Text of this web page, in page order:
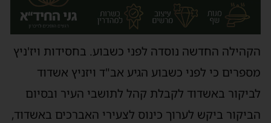
הקהילה החדשה נוסדה לפני כשבוע. בחסידות ויז'ניץ
מספרים כי לפני כשבוע הגיע אב"ד ויזניץ אשדוד
לביקור באשדוד לקבלת קהל לתושבי העיר ובסיום
הביקור ביקש לערוך כינוס לצעירי האברכים באשדוד,